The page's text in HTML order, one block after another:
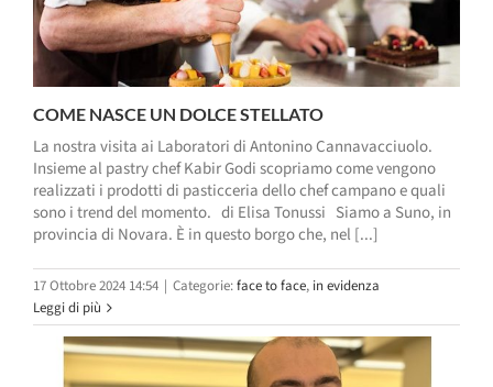
COME NASCE UN DOLCE STELLATO
La nostra visita ai Laboratori di Antonino Cannavacciuolo.
Insieme al pastry chef Kabir Godi scopriamo come vengono
realizzati i prodotti di pasticceria dello chef campano e quali
sono i trend del momento. di Elisa Tonussi Siamo a Suno, in
provincia di Novara. È in questo borgo che, nel [...]
17 Ottobre 2024 14:54 | Categorie:face to face, in evidenza
Leggi di più